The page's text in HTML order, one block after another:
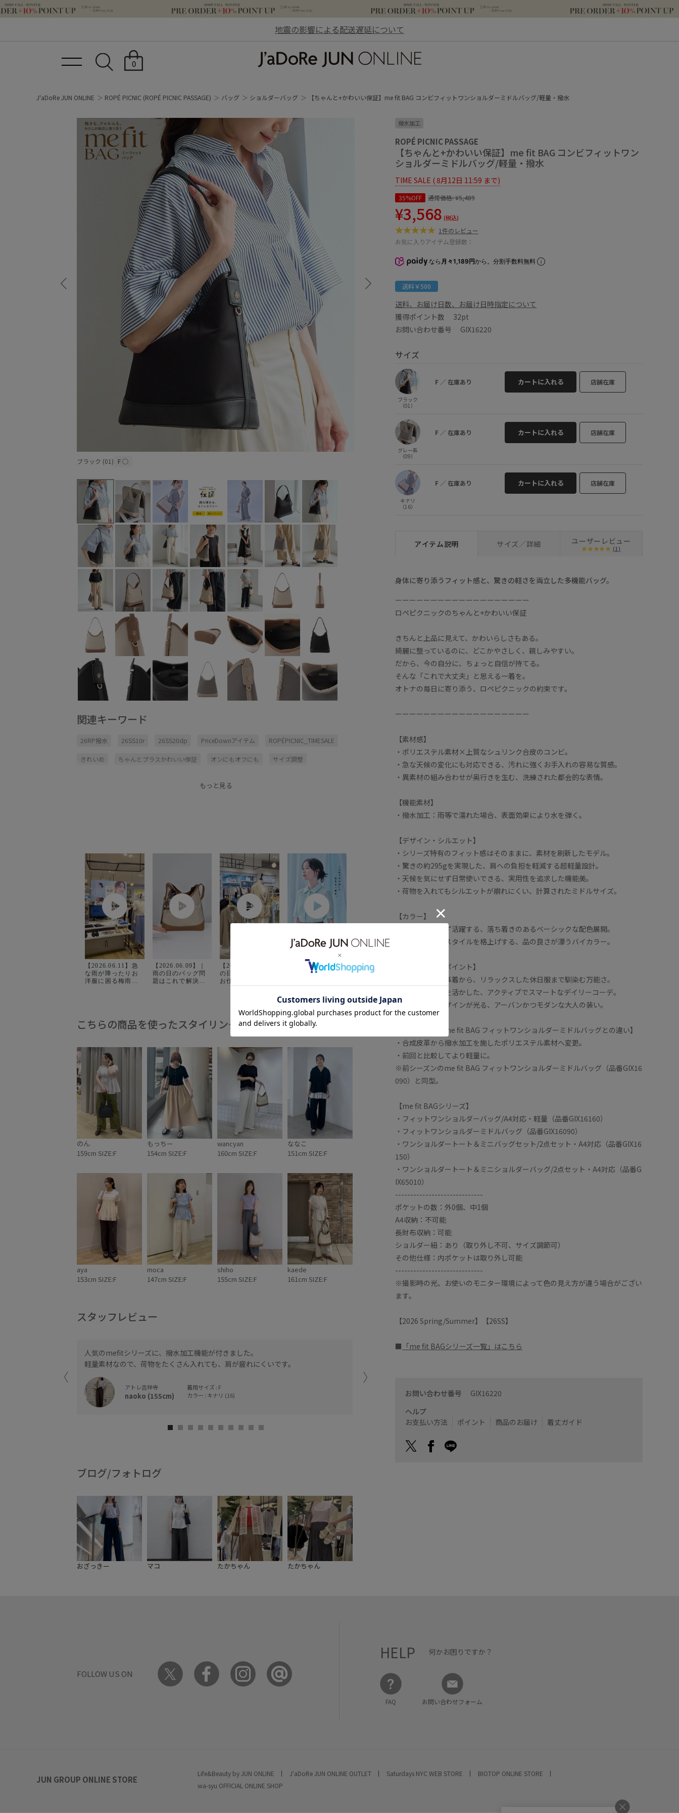
地震の影響による配送遅延について
0
J'aDoRe JUN ONLINE ROPÉ PICNIC (ROPÉ PICNIC PASSAGE) バッグ ショルダーバッグ 【ちゃんと+かわいい保証】me fit BAG コンビフィットワンショルダーミドルバッグ/軽量・撥水
ブラック (01) F○ F○
関連キーワード
26RP撥水 26SS10r 26SS20dp PriceDownアイテム ROPÉPICNIC_TIMESALE
きれいめ ちゃんとプラスかわいい保証 オンにもオフにも サイズ調整
もっと見る
【2026.06.11】急
な雨が降ったりお
洋服に困る梅雨時
ツは接触冷感で蒸
し暑い日にもぴっ
工なのでお仕事着
におすすめです😌
レインシューズと
撥水バッグ合わせ
なら、 急な雨でも
安心なので小物も
合わせてチェック
してみてください
ね🌼 . . . #雨の日コ
ーデ #オフィスカジ
ュアルコーデ #きれ
いめカジュアルコ
ーデ #通勤コーディ
ネート #お仕事コー
デ
【2026.06.09】｜
雨の日のバッグ問
題はこれで解決！
材のme fit bagが登
場✨ 通勤にも休日
ンと、 毎日使いた
くなる機能性をぎ
ゅっと詰め込みま
した 👜 なんとなく
憂鬱な雨の日も気
分良く過ごせる こ
の季節の相棒バッ
グになること間違
いなし 🌿 ぜひチェ
ックしてみてくだ
さいね！
jadorejunonline __
🏷️ ✔︎ ちゃんと＋か
わいい保証 me fit
BAG コンビフィッ
［GIX16220］ #ロ
ペピクニック #バッ
グ #撥水 #オフィス
カジュアル
【2026.06.03】雨
の日でも着やすい
お仕事服コーデ☔️
ん大丈夫でした
か？？私はびしょ
濡れでした（笑）
速乾性の高い素材
地のお洋服なら 雨
の日でも快適に過
ごせるので、梅雨
時期におすすめで
してみてください
😌 . . . #お仕事コー
デ #通勤ファッショ
ン #オフィスカジュ
ママコーデ #雨の日
コーデ
【2026.05.28】｜
ロペピクニックの
い保証” きちんと上
品に見えて、かわ
いらしさもある。
キレイに整ってい
るのに、 どこかや
さしく、親しみや
っと自信が持て
で大丈夫」と思え
る一着を。 オトナ
の毎日に寄り添
う、ロペピクニッ
クの約束です。
jadorejunonline __
#ロペピクニック
#ropepicnic #ちゃ
んとプラスかわい
powered by
こちらの商品を使ったスタイリング
のん
159cm SIZE:F
もっちー
154cm SIZE:F
wancyan
160cm SIZE:F
ななこ
151cm SIZE:F
aya
153cm SIZE:F
moca
147cm SIZE:F
shiho
155cm SIZE:F
kaede
161cm SIZE:F
スタッフレビュー
人気のmefitシリーズに、撥水加工機能が付きました。
軽量素材なので、荷物をたくさん入れても、肩が疲れにくいです。
アトレ吉祥寺
naoko (155cm)
着用サイズ : F
カラー : キナリ (16)
ワンショルダーで持ちやすいバッグ。
撥水生地で雨の日も安心。
バイカラーで異素材のコンビがオシャレです！
イオンモール高岡
着用サイズ : F
ブログ/フォトログ
おざっきー マコ たかちゃん たかちゃん
撥水加工
ROPÉ PICNIC PASSAGE
【ちゃんと+かわいい保証】me fit BAG コンビフィットワン
ショルダーミドルバッグ/軽量・撥水
TIME SALE ( 8月12日 11:59 まで)
35%OFF 通常価格:¥5,489
¥3,568 (税込)
1件のレビュー
お気に入りアイテム登録数：
なら 月々1,189円から。分割手数料無料
送料￥500
送料、お届け日数、お届け日時指定について
獲得ポイント数 32pt
お問い合わせ番号 GIX16220
サイズ
ブラック
（01）
F ／ 在庫あり カートに入れる 店舗在庫
グレー系
（09）
F ／ 在庫あり カートに入れる 店舗在庫
キナリ
（16）
F ／ 在庫あり カートに入れる 店舗在庫
アイテム説明 サイズ／詳細 ユーザーレビュー
(1)
身体に寄り添うフィット感と、驚きの軽さを両立した多機能バッグ。
ーーーーーーーーーーーーーーーーーーー
ロペピクニックのちゃんと+かわいい保証
きちんと上品に見えて、かわいらしさもある。
綺麗に整っているのに、どこかやさしく、親しみやすい。
だから、今の自分に、ちょっと自信が持てる。
そんな「これで大丈夫」と思える一着を。
オトナの毎日に寄り添う、ロペピクニックの約束です。
ーーーーーーーーーーーーーーーーーーー
【素材感】
・ポリエステル素材×上質なシュリンク合皮のコンビ。
・急な天候の変化にも対応できる、汚れに強くお手入れの容易な質感。
・異素材の組み合わせが奥行きを生む、洗練された都会的な表情。
【機能素材】
・撥水加工：雨等で濡れた場合、表面効果により水を弾く。
【デザイン・シルエット】
・シリーズ特有のフィット感はそのままに、素材を刷新したモデル。
・驚きの約295gを実現した、肩への負担を軽減する超軽量設計。
・天候を気にせず日常使いできる、実用性を追求した機能美。
・荷物を入れてもシルエットが崩れにくい、計算されたミドルサイズ。
【カラー】
・オンオフ問わず活躍する、落ち着きのあるベーシックな配色展開。
・セットアップスタイルを格上げする、品の良さが漂うバイカラー。
【スタイリングポイント】
・きれいめな仕事着から、リラックスした休日服まで馴染む万能さ。
・軽快な素材感を活かした、アクティブでスマートなデイリーコーデ。
・洗練されたデザインが光る、アーバンかつモダンな大人の装い。
【前シーズンのme fit BAG フィットワンショルダーミドルバッグとの違い】
・合成皮革から撥水加工を施したポリエステル素材へ変更。
・前回と比較してより軽量に。
※前シーズンのme fit BAG フィットワンショルダーミドルバッグ（品番GIX16
090）と同型。
【me fit BAGシリーズ】
・フィットワンショルダーバッグ/A4対応・軽量（品番GIX16160）
・フィットワンショルダーミドルバッグ（品番GIX16090）
・ワンショルダートート＆ミニバッグセット/2点セット・A4対応（品番GIX16
150）
・ワンショルダートート＆ミニショルダーバッグ/2点セット・A4対応（品番G
IX65010）
-----------------------------
ポケットの数：外0個、中1個
A4収納：不可能
長財布収納：可能
ショルダー紐：あり（取り外し不可、サイズ調節可）
その他仕様：内ポケットは取り外し可能
-----------------------------
※撮影時の光、お使いのモニター環境によって色の見え方が違う場合がござい
ます。
【2026 Spring/Summer】【26SS】
■ 「me fit BAGシリーズ一覧」はこちら
お問い合わせ番号 GIX16220
ヘルプ
お支払い方法
ポイント 商品のお届け 着丈ガイド
FOLLOW US ON
HELP 何かお困りですか？
FAQ お問い合わせフォーム
JUN GROUP ONLINE STORE
Life&Beauty by JUN ONLINE J'aDoRe JUN ONLINE OUTLET Saturdays NYC WEB STORE
BIOTOP ONLINE STORE
wa-syu OFFICIAL ONLINE SHOP